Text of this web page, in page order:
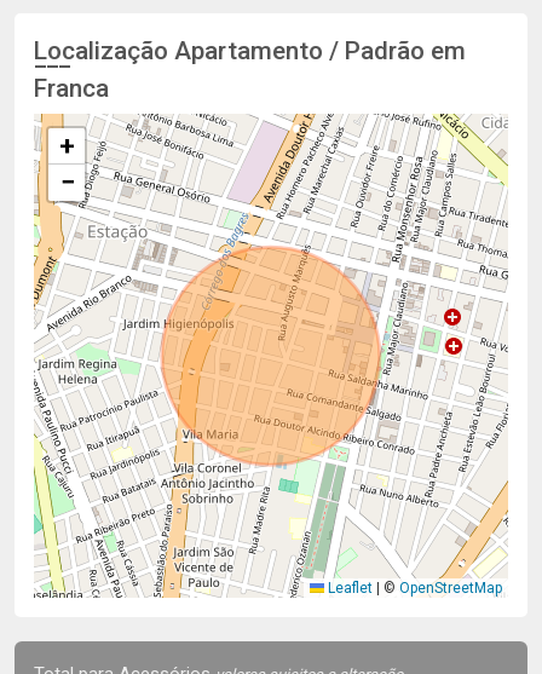
Localização Apartamento / Padrão em
Franca
+
−
Leaflet © OpenStreetMap